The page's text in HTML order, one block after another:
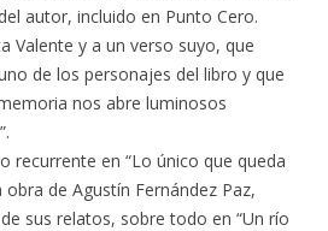
autor, incluido en Punto Cero.
Valente y a un verso suyo, que
de los personajes del libro y que
nos abre luminosos
recurrente en “Lo único que queda
de Agustín Fernández Paz,
sus relatos, sobre todo en “Un río